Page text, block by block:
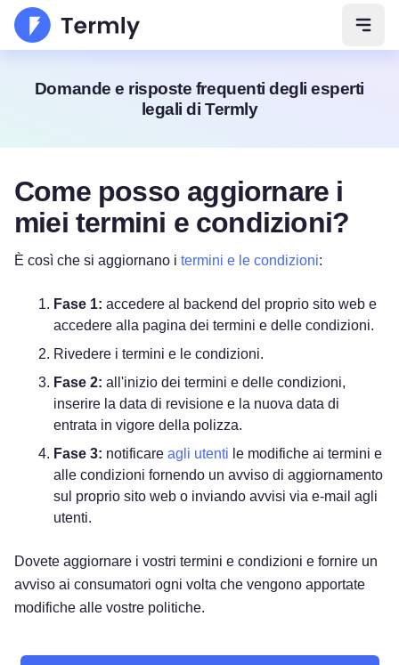
Apri
Domande e risposte frequenti degli esperti
legali di Termly
Come posso aggiornare i
miei termini e condizioni?
È così che si aggiornano i termini e le condizioni:
Fase 1: accedere al backend del proprio sito web e
accedere alla pagina dei termini e delle condizioni.
Rivedere i termini e le condizioni.
Fase 2: all'inizio dei termini e delle condizioni,
inserire la data di revisione e la nuova data di
entrata in vigore della polizza.
Fase 3: notificare agli utenti le modifiche ai termini e
alle condizioni fornendo un avviso di aggiornamento
sul proprio sito web o inviando avvisi via e-mail agli
utenti.
Dovete aggiornare i vostri termini e condizioni e fornire un
avviso ai consumatori ogni volta che vengono apportate
modifiche alle vostre politiche.